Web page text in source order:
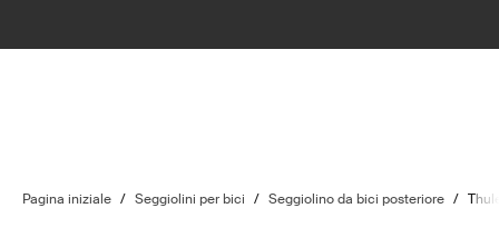
Pagina iniziale / Seggiolini per bici / Seggiolino da bici posteriore /